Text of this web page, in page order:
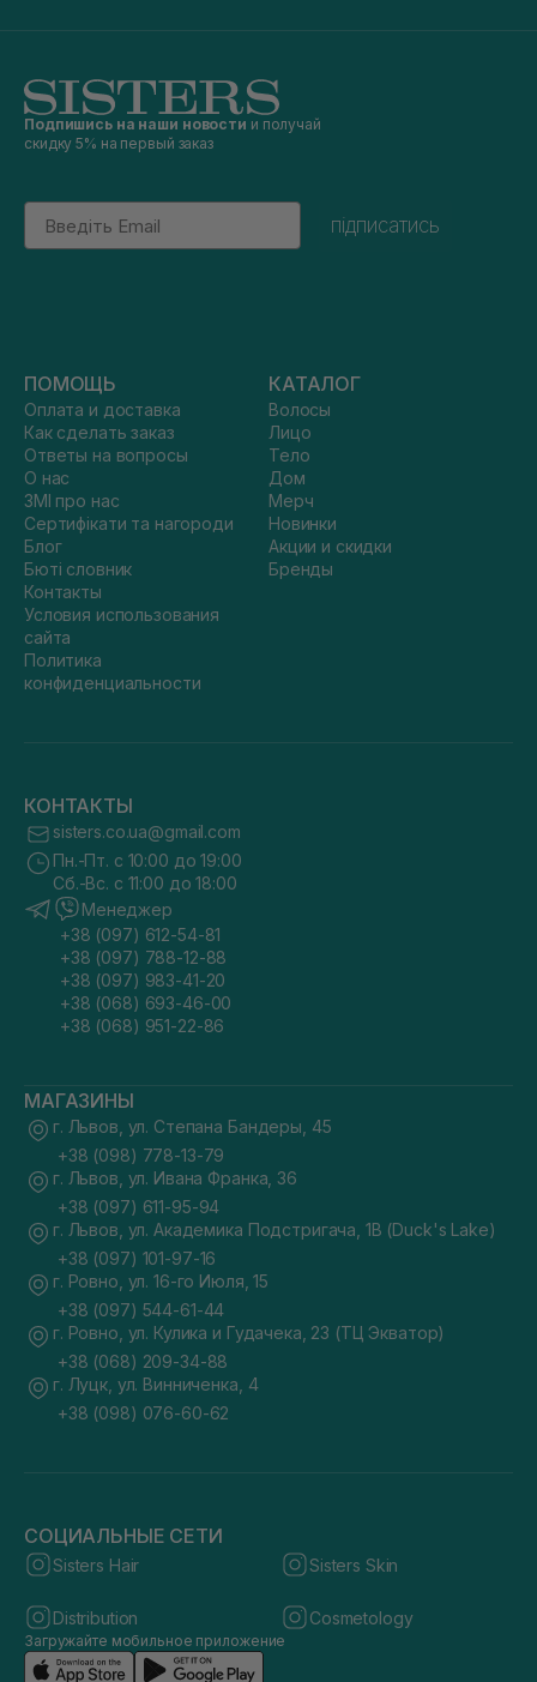
Подпишись на наши новости и получай
скидку 5% на первый заказ
Email
підписатись
ПОМОЩЬ
Оплата и доставка
Как сделать заказ
Ответы на вопросы
О нас
ЗМІ про нас
Сертифікати та нагороди
Блог
Бюті словник
Контакты
Условия использования
сайта
Политика
конфиденциальности
КАТАЛОГ
Волосы
Лицо
Тело
Дом
Мерч
Новинки
Акции и скидки
Бренды
КОНТАКТЫ
sisters.co.ua@gmail.com
Пн.-Пт. с 10:00 до 19:00
Сб.-Вс. с 11:00 до 18:00
Менеджер
+38 (097) 612-54-81
+38 (097) 788-12-88
+38 (097) 983-41-20
+38 (068) 693-46-00
+38 (068) 951-22-86
МАГАЗИНЫ
г. Львов, ул. Степана Бандеры, 45
+38 (098) 778-13-79
г. Львов, ул. Ивана Франка, 36
+38 (097) 611-95-94
г. Львов, ул. Академика Подстригача, 1В (Duck's Lake)
+38 (097) 101-97-16
г. Ровно, ул. 16-го Июля, 15
+38 (097) 544-61-44
г. Ровно, ул. Кулика и Гудачека, 23 (ТЦ Экватор)
+38 (068) 209-34-88
г. Луцк, ул. Винниченка, 4
+38 (098) 076-60-62
СОЦИАЛЬНЫЕ СЕТИ
Sisters Hair Sisters Skin
Distribution Cosmetology
Загружайте мобильное приложение